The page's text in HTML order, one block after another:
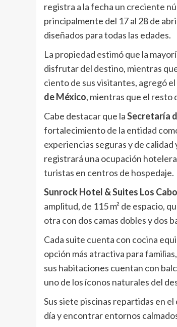
registra a la fecha un creciente
principalmente del 17 al 28 de
diseñados para todas las edades.
La propiedad estimó que la
disfrutar del destino, mientras
ciento de sus visitantes, agregó
de México, mientras que el resto
Cabe destacar que laSecretaría
fortalecimiento de la entidad
experiencias seguras y de
registrará una ocupación
turistas en centros de hospedaje.
Sunrock Hotel & Suites Los
amplitud, de 115 m² de espacio,
otra con dos camas dobles y dos
Cada suite cuenta con cocina
opción más atractiva para
sus habitaciones cuentan con
uno de los íconos naturales del
Sus siete piscinas repartidas en
día y encontrar entornos